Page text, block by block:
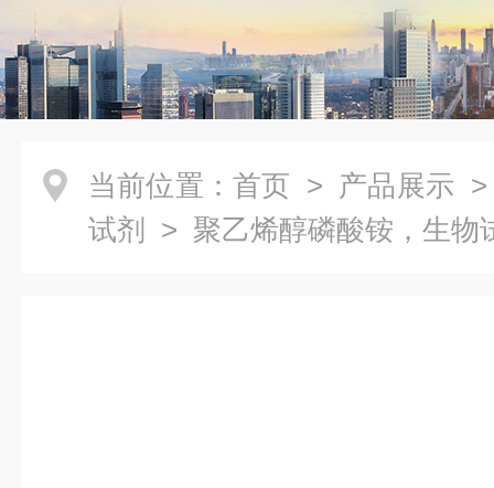
当前位置： 首页 > 产品展示
试剂
> 聚乙烯醇磷酸铵，生物